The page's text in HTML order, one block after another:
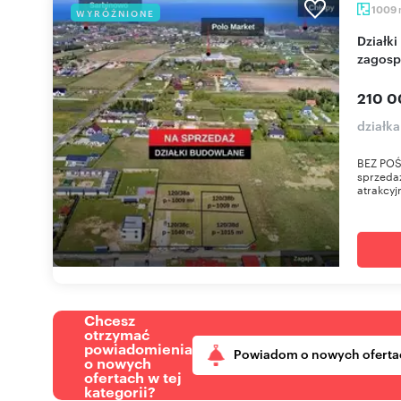
WYRÓŻNIONE 1009
Działki budowlane blisko morza,
210
BEZ
Chcesz
otrzymać
powiadomienia
o nowych
ofertach w tej
kategorii?
Powiadom o nowych